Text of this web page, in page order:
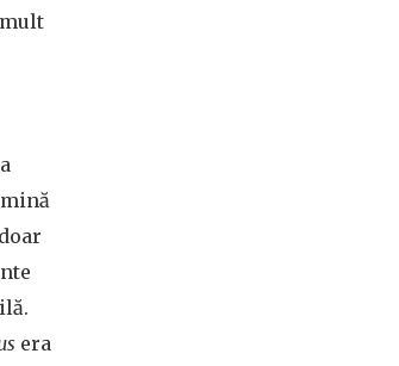
era